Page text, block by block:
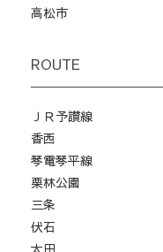
高松市
ROUTE
ＪＲ予讃線
香西
琴電琴平線
栗林公園
三条
伏石
太田